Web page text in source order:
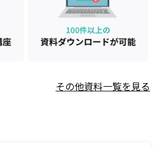
その他資料一覧を見る